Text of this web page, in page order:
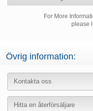
For More
please
Övrig information:
Kontakta oss
Hitta en återförsäljare